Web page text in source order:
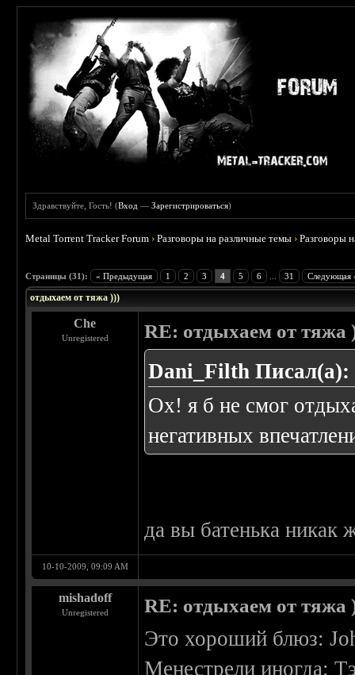
Здравствуйте, Гость! (Вход —Зарегистрироваться)
Metal Torrent Tracker Forum ›Разговоры на различные темы ›Разговоры
Страницы (31): « Предыдущая 1 2 3 4 5 6 31 Следующая
отдыхаем от тяжа )))
Che
Unregistered RE: отдыхаем от тяжа
Dani_Filth Писал(а):
Ох! я б не смог
негативных
да вы батенька никак
10-10-2009, 09:09 AM
mishadoff
Unregistered RE: отдыхаем от тяжа
Это хороший блюз:
Менестрели иногда: